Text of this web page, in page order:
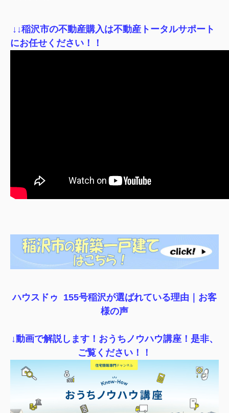
↓ ↓稲沢市の不動産購入は不動産トータルサポート
にお任せください！！
ハウスドゥ 155号稲沢が選ばれている理由｜ お客
様の声
↓動画で解説します！おうちノウハウ講座！是非、
ご覧ください！！